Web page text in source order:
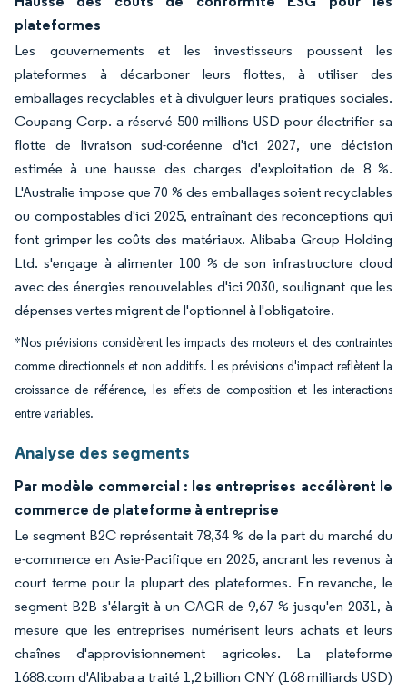
plateformes
Les gouvernements et les investisseurs poussent les
plateformes à décarboner leurs flottes, à utiliser des
emballages recyclables et à divulguer leurs pratiques sociales.
Coupang Corp. a réservé 500 millions USD pour électrifier sa
flotte de livraison sud-coréenne d'ici 2027, une décision
estimée à une hausse des charges d'exploitation de 8 %.
L'Australie impose que 70 % des emballages soient recyclables
ou compostables d'ici 2025, entraînant des reconceptions qui
font grimper les coûts des matériaux. Alibaba Group Holding
Ltd. s'engage à alimenter 100 % de son infrastructure cloud
avec des énergies renouvelables d'ici 2030, soulignant que les
dépenses vertes migrent de l'optionnel à l'obligatoire.
*Nos prévisions considèrent les impacts des moteurs et des contraintes
comme directionnels et non additifs. Les prévisions d'impact reflètent la
croissance de référence, les effets de composition et les interactions
entre variables.
Analyse des segments
Par modèle commercial : les entreprises accélèrent le
commerce de plateforme à entreprise
Le segment B2C représentait 78,34 % de la part du marché du
e-commerce en Asie-Pacifique en 2025, ancrant les revenus à
court terme pour la plupart des plateformes. En revanche, le
segment B2B s'élargit à un CAGR de 9,67 % jusqu'en 2031, à
mesure que les entreprises numérisent leurs achats et leurs
chaînes d'approvisionnement agricoles. La plateforme
1688.com d'Alibaba a traité 1,2 billion CNY (168 milliards USD)